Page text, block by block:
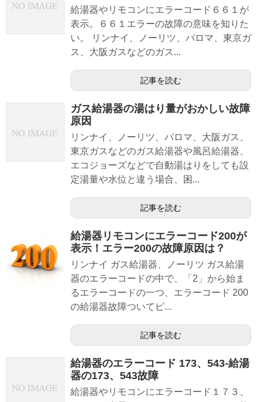
給湯器やリモコンにエラーコード６６１が
表示。６６１エラーの故障の意味を知りた
い。 リンナイ、ノーリツ、パロマ、東京ガ
ス、大阪ガスなどのガス...
記事を読む
ガス給湯器の湯はり量がおかしい故障
原因
リンナイ、ノーリツ、パロマ、大阪ガス、
東京ガスなどのガス給湯器や風呂給湯器、
エコジョーズなどで自動湯はりをしても設
定湯量や水位と違う場合、困...
記事を読む
給湯器リモコンにエラーコード200が
表示！エラー200の故障原因は？
リンナイ ガス給湯器、ノーリツ ガス給湯
器のエラーコードの中で、「2」から始ま
るエラーコードの一つ、エラーコード 200
の給湯器故障ついてピ...
記事を読む
給湯器のエラーコード 173、543-給湯
器の173、543故障
給湯器やリモコンにエラーコード１７３、